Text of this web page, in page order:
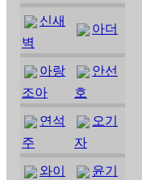
신새
벽
아더
아랑
조아
안선
호
연석
주
오기
자
와이
윤기